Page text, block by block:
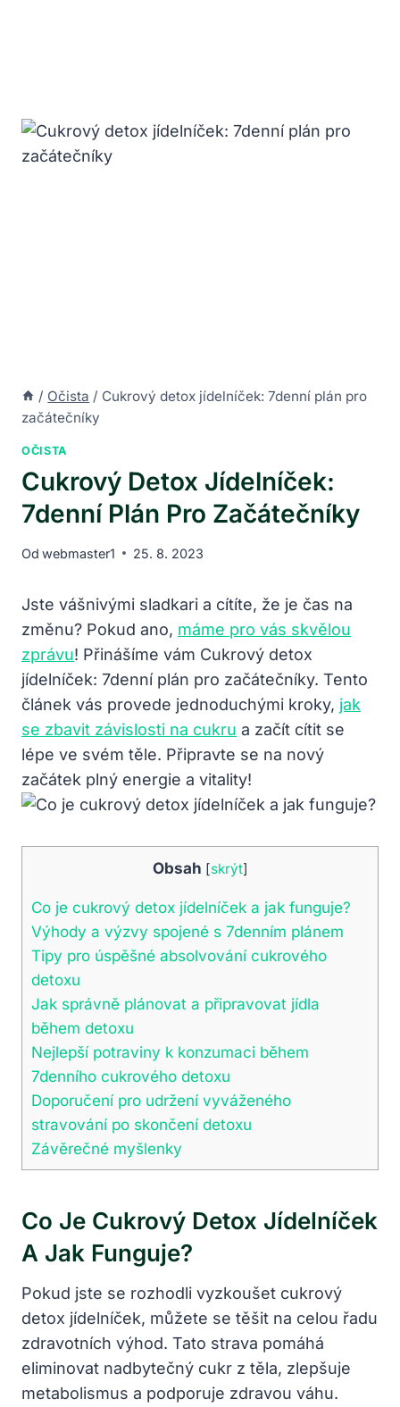
/ Očista / Cukrový detox jídelníček: 7denní plán pro
začátečníky
OČISTA
Cukrový Detox Jídelníček:
7denní Plán Pro Začátečníky
Od webmaster1 25. 8. 2023
Jste vášnivými sladkari a cítíte, že je čas na
změnu? Pokud ano, máme pro vás skvělou
zprávu! Přinášíme vám Cukrový detox
jídelníček: 7denní plán pro začátečníky. Tento
článek vás provede jednoduchými kroky, jak
se zbavit závislosti na cukru a začít cítit se
lépe ve svém těle. Připravte se na nový
začátek plný energie a vitality!
Obsah [skrýt]
Co je cukrový detox jídelníček a jak funguje?
Výhody a výzvy spojené s 7denním plánem
Tipy pro úspěšné absolvování cukrového
detoxu
Jak správně plánovat a připravovat jídla
během detoxu
Nejlepší potraviny k konzumaci během
7denního cukrového detoxu
Doporučení pro udržení vyváženého
stravování po skončení detoxu
Závěrečné myšlenky
Co Je Cukrový Detox Jídelníček
A Jak Funguje?
Pokud jste se rozhodli vyzkoušet cukrový
detox jídelníček, můžete se těšit na celou řadu
zdravotních výhod. Tato strava pomáhá
eliminovat nadbytečný cukr z těla, zlepšuje
metabolismus a podporuje zdravou váhu.